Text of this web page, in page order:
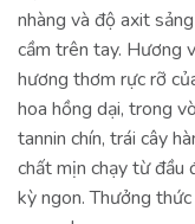
nhàng và độ axit
cầm trên tay. Hương
hương thơm rực rỡ
hoa hồng dại, trong
tannin chín, trái cây
chất mịn chạy từ đầu
kỳ ngon. Thưởng